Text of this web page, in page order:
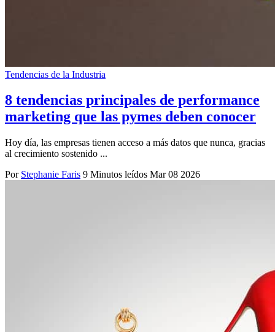
Tendencias de la Industria
8 tendencias principales de performance
marketing que las pymes deben conocer
Hoy día, las empresas tienen acceso a más datos que nunca, gracias
al crecimiento sostenido ...
Por Stephanie Faris 9 Minutos leídos Mar 08 2026